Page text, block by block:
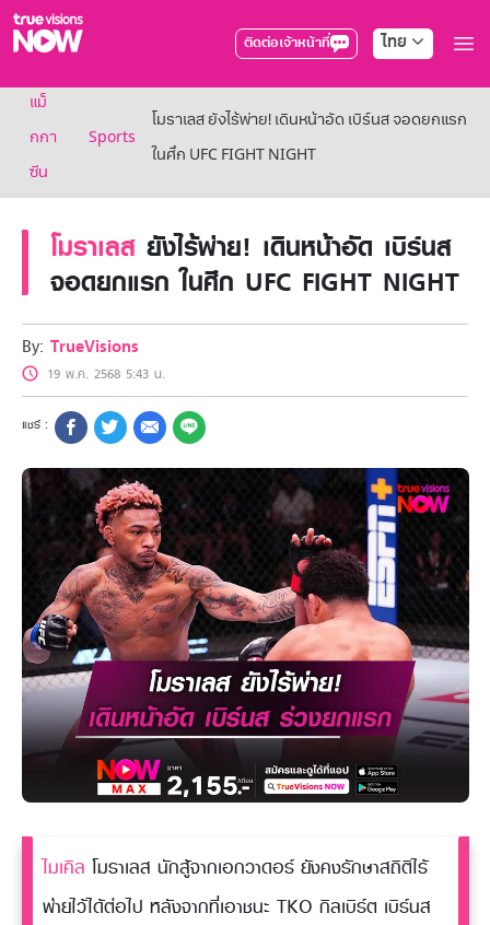
ติดต่อเจ้าหน้าที่ ไทย
True AF2026
แพ็กเกจ
NOW ENT
NOW SPORTS
แพ็กเกจทรูวิชันส์นาวทั้งหมด
เคเบิลและจานดาวเทียม
สิทธิพิเศษ
Showtime
HoReCa
แพ็กเกจสำหรับผู้ประกอบการ
หาร้านร่วมรายการ
FAQs
แม็
กกา
ซีน
Sports
โมราเลส ยังไร้พ่าย! เดินหน้าอัด เบิร์นส จอดยกแรก
ในศึก UFC FIGHT NIGHT
โมราเลส ยังไร้พ่าย! เดินหน้าอัด เบิร์นส
จอดยกแรก ในศึก UFC FIGHT NIGHT
By: TrueVisions
19 พ.ค. 2568 5:43 น.
ไมเคิล โมราเลส นักสู้จากเอกวาดอร์ ยังคงรักษาสถิติไร้
พ่ายไว้ได้ต่อไป หลังจากที่เอาชนะ TKO กิลเบิร์ต เบิร์นส